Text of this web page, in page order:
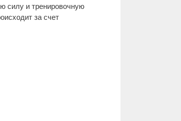
силу и тренировочную
за счет